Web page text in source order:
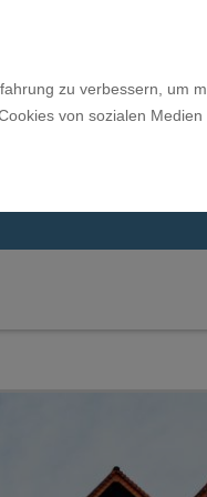
zu verbessern, um
von sozialen